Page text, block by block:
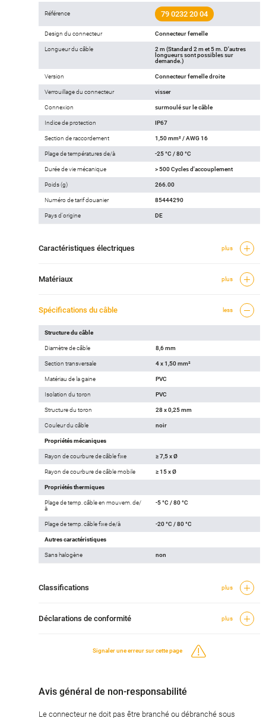
Référence 79 0232 20 04
Design du connecteur Connecteur femelle
Longueur du câble
2 m (Standard 2 m et 5 m. D'autres
longueurs sont possibles sur
demande.)
Version Connecteur femelle droite
Verrouillage du connecteur visser
Connexion surmoulé sur le câble
Indice de protection IP67
Section de raccordement 1,50 mm² / AWG 16
Plage de températures de/à -25 °C / 80 °C
Durée de vie mécanique > 500 Cycles d'accouplement
Poids (g) 266.00
Numéro de tarif douanier 85444290
Pays d'origine DE
Caractéristiques électriques plus
Matériaux plus
Spécifications du câble less
Structure du câble
Diamètre de câble 8,6 mm
Section transversale 4 x 1,50 mm²
Matériau de la gaine PVC
Isolation du toron PVC
Structure du toron 28 x 0,25 mm
Couleur du câble noir
Propriétés mécaniques
Rayon de courbure de câble fixe ≥ 7,5 x Ø
Rayon de courbure de câble mobile ≥ 15 x Ø
Propriétés thermiques
Plage de temp. câble en mouvem. de/
à
-5 °C / 80 °C
Plage de temp. câble fixe de/à -20 °C / 80 °C
Autres caractéristiques
Sans halogène non
Classifications plus
Déclarations de conformité plus
Signaler une erreur sur cette page
Avis général de non-responsabilité
Le connecteur ne doit pas être branché ou débranché sous